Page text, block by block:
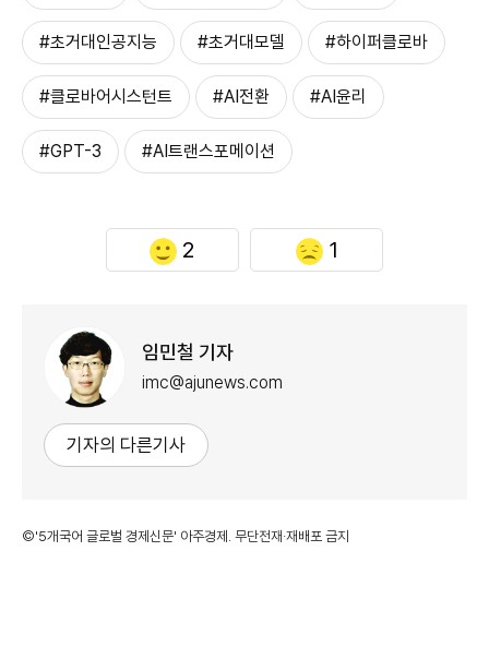
#초거대인공지능 #초거대모델 #하이퍼클로바
#클로바어시스턴트 #AI전환 #AI윤리
#GPT-3 #AI트랜스포메이션
2 1
임민철 기자
imc@ajunews.com
기자의 다른기사
©'5개국어 글로벌 경제신문' 아주경제. 무단전재·재배포 금지